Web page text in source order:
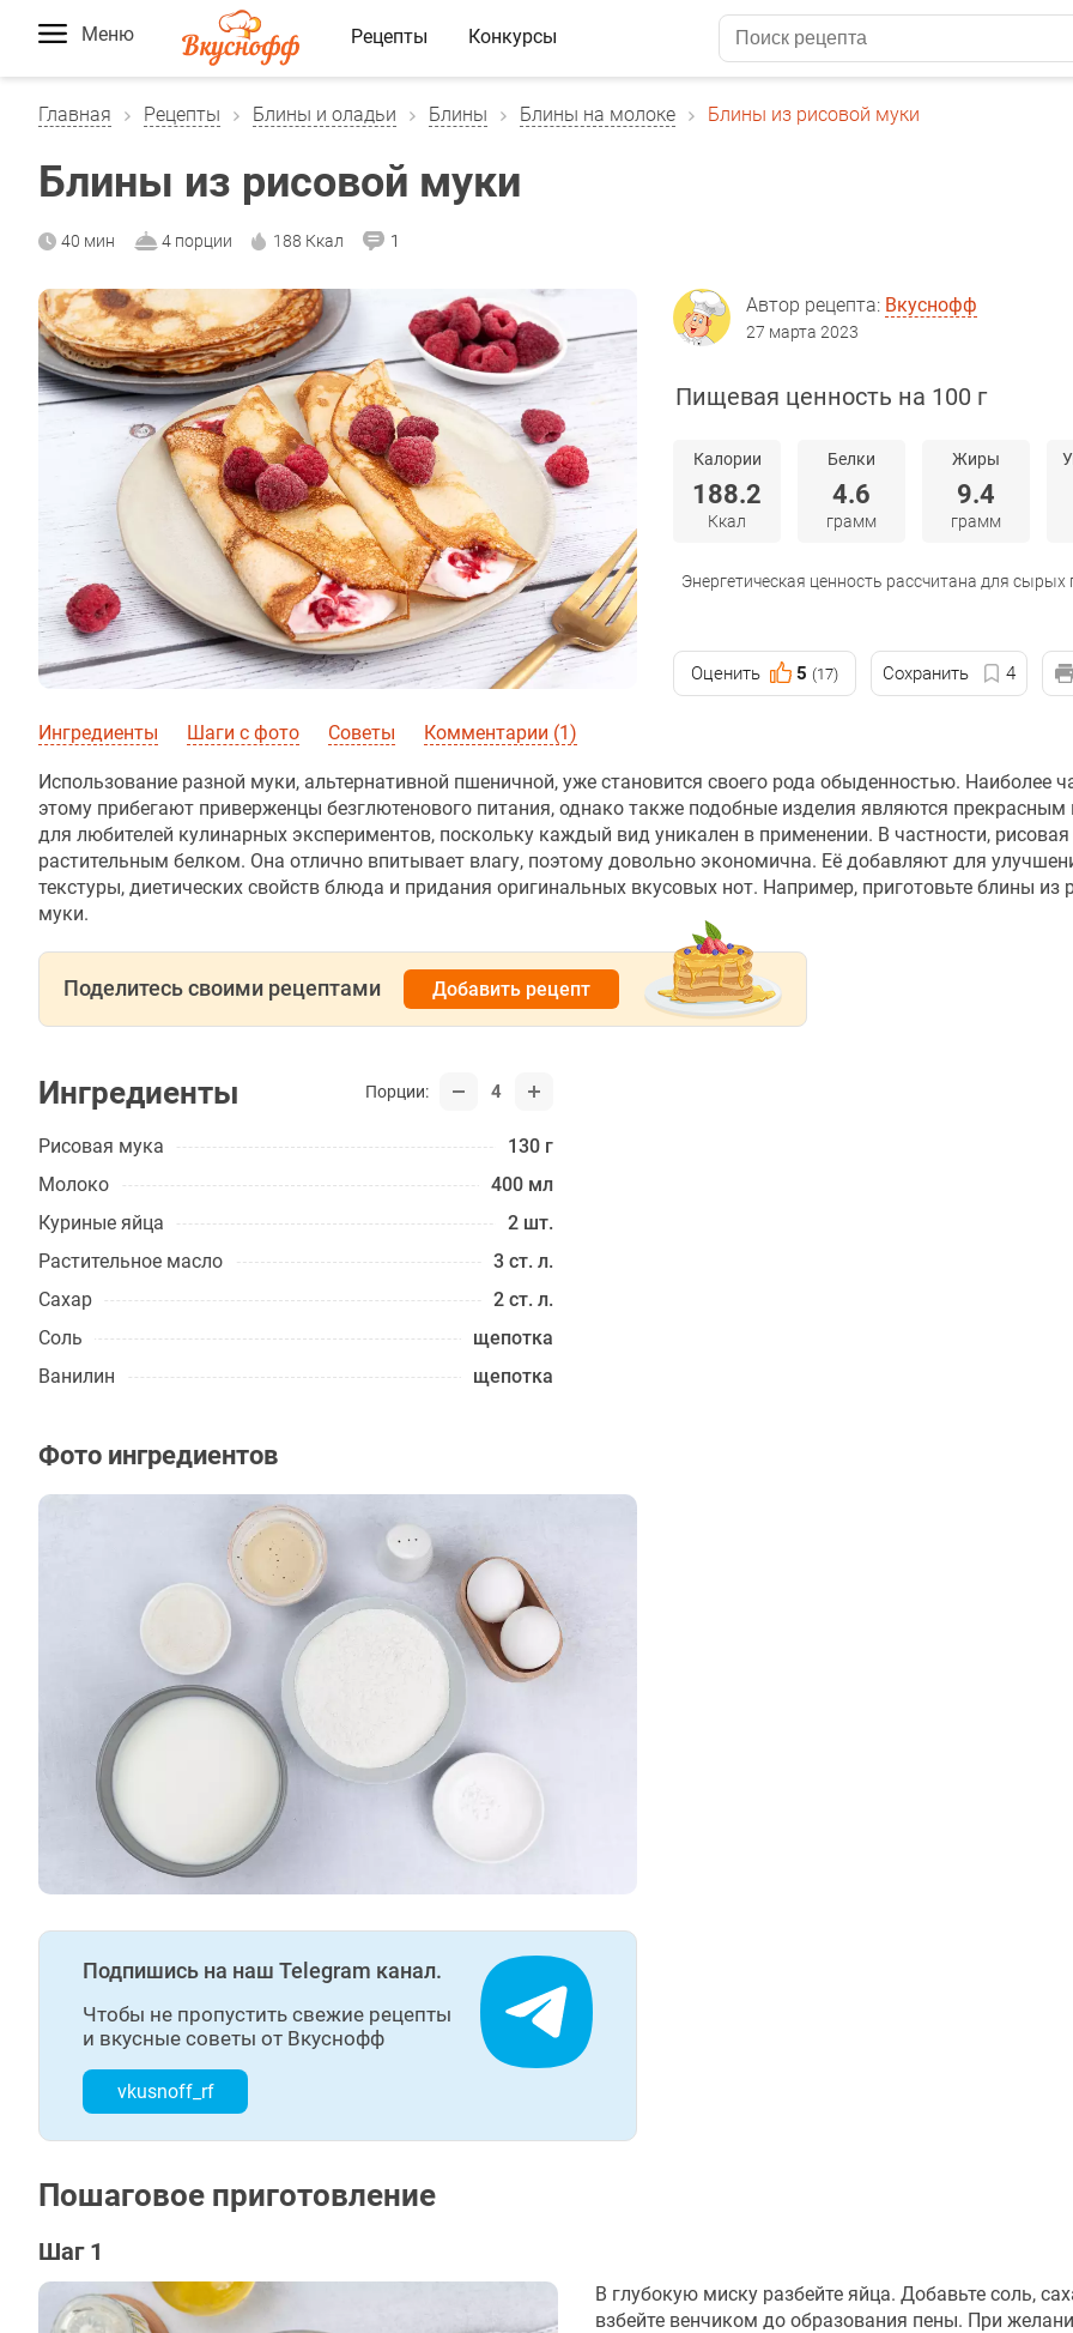
Меню Рецепты Конкурсы
Главная Рецепты Блины и оладьи Блины Блины на молоке Блины из рисовой муки
Блины из рисовой муки
40 мин 4 порции 188 Ккал 1
Автор рецепта: Вкуснофф
27 марта 2023
Пищевая ценность на 100 г
Калории
188.2
Ккал
Белки
4.6
грамм
Жиры
9.4
грамм
Энергетическая ценность рассчитана для сырых
Оценить 5 (17) Сохранить 4
Ингредиенты Шаги с фото Советы Комментарии (1)
Использование разной муки, альтернативной пшеничной, уже становится своего рода обыденностью. Наиболее
этому прибегают приверженцы безглютенового питания, однако также подобные изделия являются
для любителей кулинарных экспериментов, поскольку каждый вид уникален в применении. В частности, рисовая
растительным белком. Она отлично впитывает влагу, поэтому довольно экономична. Её добавляют для
текстуры, диетических свойств блюда и придания оригинальных вкусовых нот. Например, приготовьте блины из
муки.
Поделитесь своими рецептами Добавить рецепт
Ингредиенты Порции: 4
Рисовая мука
130 г
Молоко
400 мл
Куриные яйца
2 шт.
Растительное масло
3 ст. л.
Сахар
2 ст. л.
Соль
щепотка
Ванилин
щепотка
Фото ингредиентов
Подпишись на наш Telegram канал.
Чтобы не пропустить свежие рецепты
и вкусные советы от Вкуснофф
vkusnoff_rf
Пошаговое приготовление
Шаг 1
В глубокую миску разбейте яйца. Добавьте соль,
взбейте венчиком до образования пены. При